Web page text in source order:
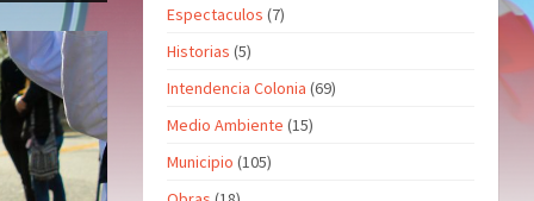
Espectaculos (7)
Historias (5)
Intendencia Colonia (69)
Medio Ambiente (15)
Municipio (105)